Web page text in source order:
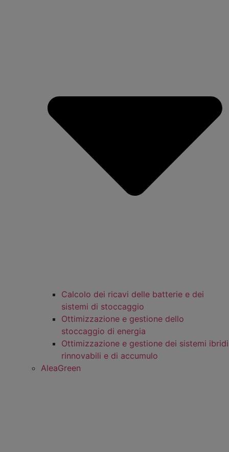
Calcolo dei ricavi delle batterie e dei
sistemi di stoccaggio
Ottimizzazione e gestione dello
stoccaggio di energia
Ottimizzazione e gestione dei sistemi ibridi
rinnovabili e di accumulo
AleaGreen